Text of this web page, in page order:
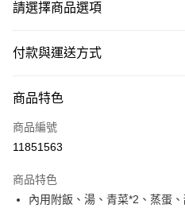
請選擇商品選項
付款與運送方式
信用卡一次付款
LINE Pay
街口支付
商品特色
商品編號
11851563
商品特色
內用附飯、湯、青菜*2、蒸蛋